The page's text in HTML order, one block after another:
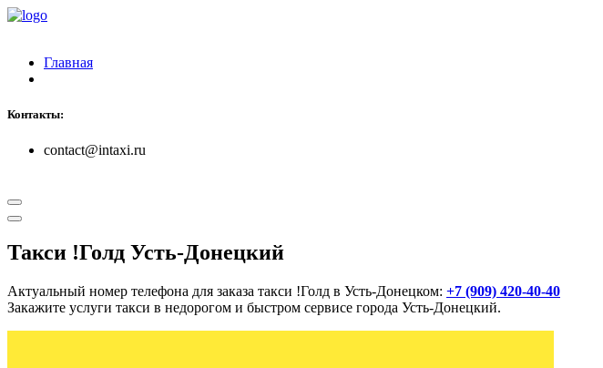
Главная
Контакты:
contact@intaxi.ru
Такси !Голд Усть-Донецкий
Актуальный номер телефона для заказа такси !Голд в Усть-Донецком: +7 (909) 420-40-40
Закажите услуги такси в недорогом и быстром сервисе города Усть-Донецкий.